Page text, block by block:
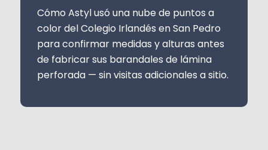
Cómo Astyl usó una nube de puntos a
color del Colegio Irlandés en San Pedro
para confirmar medidas y alturas antes
de fabricar sus barandales de lámina
perforada — sin visitas adicionales a sitio.